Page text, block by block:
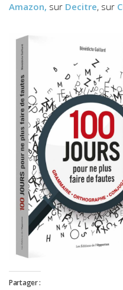
Amazon, sur Decitre, sur
Partager :